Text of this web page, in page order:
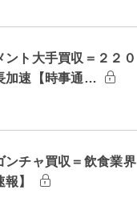
ト大手買収＝２２０
加速【時事通…
ンチャ買収＝飲食業界
報】